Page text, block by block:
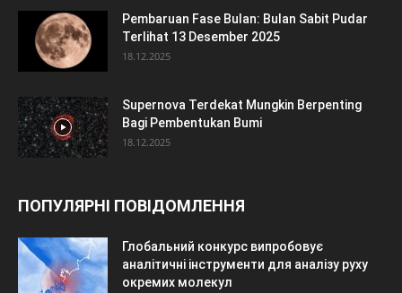
Pembaruan Fase Bulan: Bulan Sabit Pudar
Terlihat 13 Desember 2025
18.12.2025
Supernova Terdekat Mungkin Berpenting
Bagi Pembentukan Bumi
18.12.2025
ПОПУЛЯРНІ ПОВІДОМЛЕННЯ
Глобальний конкурс випробовує
аналітичні інструменти для аналізу руху
окремих молекул